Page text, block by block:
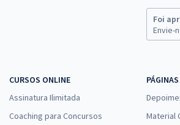
Economize R$ 88,56 (-
Comprar
Prefeitura de Bela Vista de Goiás - GO -
à vista
ou 12x de
R$39,99
Foi
Envie-
CURSOS ONLINE
Assinatura Ilimitada
Coaching para Concursos
Material